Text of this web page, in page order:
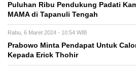
Puluhan Ribu Pendukung Padati
MAMA di Tapanuli Tengah
Rabu, 6 Maret 2024 - 10:54 WIB
Prabowo Minta Pendapat Untuk
Kepada Erick Thohir